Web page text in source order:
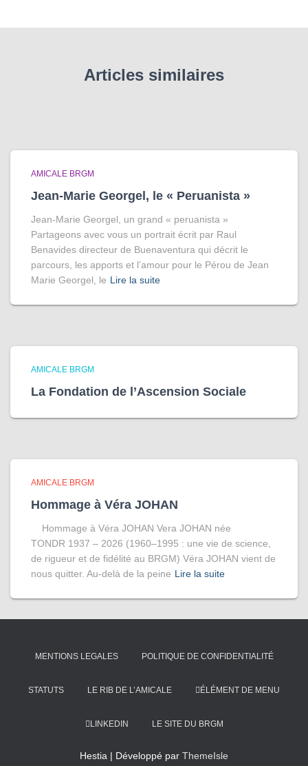
Articles similaires
AMICALE BRGM
Jean-Marie Georgel, le « Peruanista »
Jean-Marie Georgel, un grand « peruanista »
Partageons avec vous un portrait écrit par Raul
Benavides directeur de Buenaventura qui décrit le
parcours, les apports et l’amour pour le Pérou de Jean
Marie Georgel, le Lire la suite
AMICALE BRGM
La Fondation de l’Ascension Sociale
AMICALE BRGM
Hommage à Véra JOHAN
Hommage à Véra JOHAN Vera JOHAN née
TONDR 1937 – 2026 (1960–1995 : une vie de science,
de rigueur et de fidélité au BRGM) Véra JOHAN vient de
nous quitter. Au-delà de la peine Lire la suite
MENTIONS LEGALES POLITIQUE DE CONFIDENTIALITÉ
STATUTS LE RIB DE L’AMICALE ÉLÉMENT DE MENU
LINKEDIN LE SITE DU BRGM
Hestia | Développé par ThemeIsle